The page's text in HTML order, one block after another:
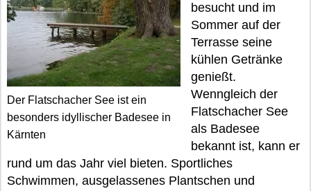
Der Flatschacher See ist ein
besonders idyllischer Badesee in
Kärnten
besucht und im
Sommer auf der
Terrasse seine
kühlen Getränke
genießt.
Wenngleich der
Flatschacher See
als Badesee
bekannt ist, kann er
rund um das Jahr viel bieten. Sportliches
Schwimmen, ausgelassenes Plantschen und